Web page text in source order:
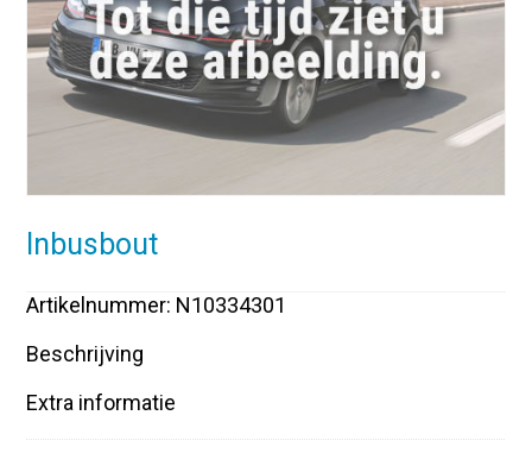
Inbusbout
Artikelnummer: N10334301
Beschrijving
Extra informatie